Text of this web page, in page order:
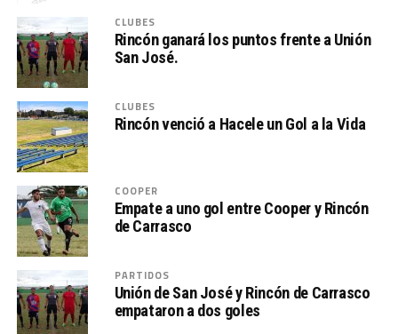
CLUBES
Rincón ganará los puntos frente a Unión
San José.
CLUBES
Rincón venció a Hacele un Gol a la Vida
COOPER
Empate a uno gol entre Cooper y Rincón
de Carrasco
PARTIDOS
Unión de San José y Rincón de Carrasco
empataron a dos goles